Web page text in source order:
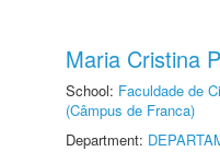
Maria Cristina
School: Faculdade de
(Câmpus de Franca)
Department: